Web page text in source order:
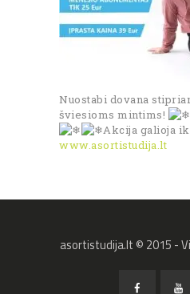
Nuostabi dovana
šviesioms mintims!
Akcija galioja
www.asortistudija.lt
asortistudija.lt © 2015 -